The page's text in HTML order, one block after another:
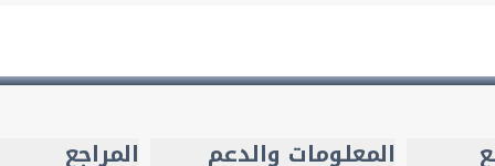
المعلومات والدعم المراجع